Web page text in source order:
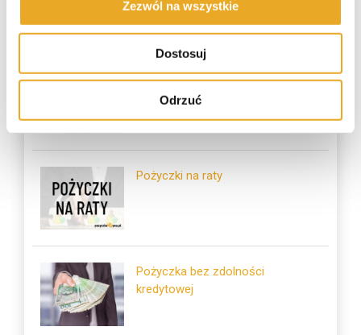
Zezwól na wszystkie
Dostosuj
Odrzuć
Najczęściej czytane
Pożyczka na dowód
Pożyczki na raty
Pożyczka bez zdolności
kredytowej